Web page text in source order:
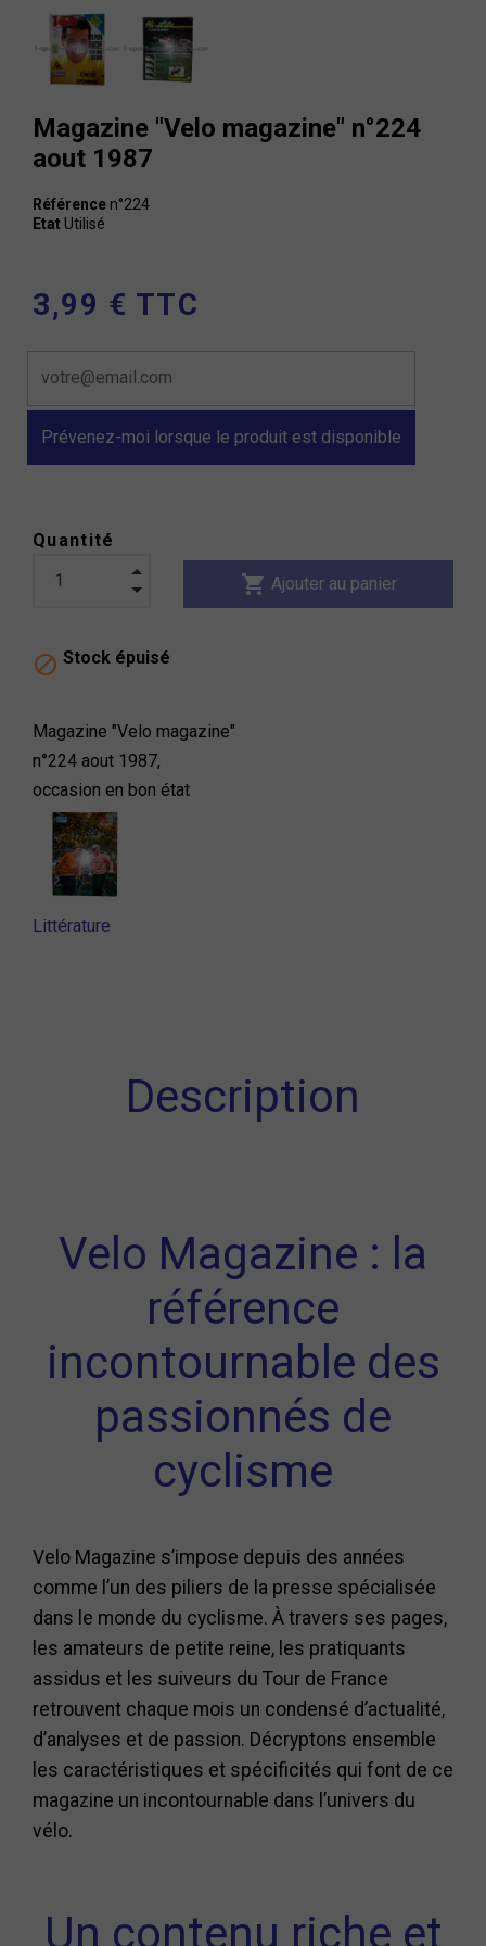
Magazine "Velo magazine" n°224
aout 1987
Référence n°224
Etat Utilisé
3,99 € TTC
Prévenez-moi lorsque le produit est disponible
Quantité
shopping_cart Ajouter au panier
 Stock épuisé
Magazine "Velo magazine"
n°224 aout 1987,
occasion en bon état
Littérature
Description
Velo Magazine : la
référence
incontournable des
passionnés de
cyclisme
Velo Magazine s’impose depuis des années
comme l’un des piliers de la presse spécialisée
dans le monde du cyclisme. À travers ses pages,
les amateurs de petite reine, les pratiquants
assidus et les suiveurs du Tour de France
retrouvent chaque mois un condensé d’actualité,
d’analyses et de passion. Décryptons ensemble
les caractéristiques et spécificités qui font de ce
magazine un incontournable dans l’univers du
vélo.
Un contenu riche et